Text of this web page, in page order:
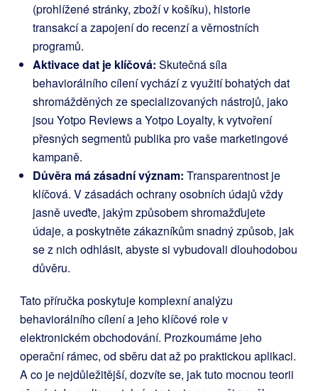
(prohlížené stránky, zboží v košíku), historie
transakcí a zapojení do recenzí a věrnostních
programů.
Aktivace dat je klíčová: Skutečná síla
behaviorálního cílení vychází z využití bohatých dat
shromážděných ze specializovaných nástrojů, jako
jsou Yotpo Reviews a Yotpo Loyalty, k vytvoření
přesných segmentů publika pro vaše marketingové
kampaně.
Důvěra má zásadní význam: Transparentnost je
klíčová. V zásadách ochrany osobních údajů vždy
jasně uveďte, jakým způsobem shromažďujete
údaje, a poskytněte zákazníkům snadný způsob, jak
se z nich odhlásit, abyste si vybudovali dlouhodobou
důvěru.
Tato příručka poskytuje komplexní analýzu
behaviorálního cílení a jeho klíčové role v
elektronickém obchodování. Prozkoumáme jeho
operační rámec, od sběru dat až po praktickou aplikaci.
A co je nejdůležitější, dozvíte se, jak tuto mocnou teorii